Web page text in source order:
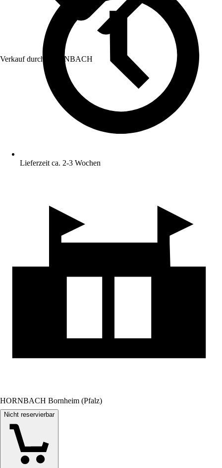
Verkauf durch: HORNBACH
Lieferzeit ca. 2-3 Wochen
HORNBACH Bornheim (Pfalz)
Nicht reservierbar